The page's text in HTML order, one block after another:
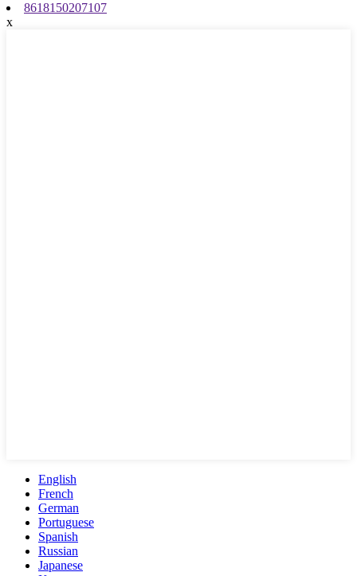
8618150207107
x
English
French
German
Portuguese
Spanish
Russian
Japanese